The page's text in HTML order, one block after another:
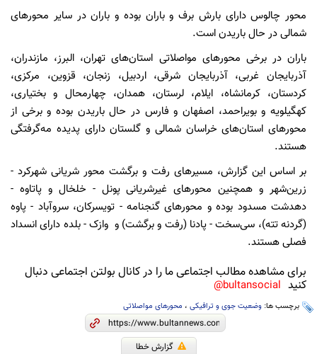
محور چالوس دارای بارش برف و باران بوده و باران در سایر محورهای
شمالی در حال باریدن است.
باران در برخی محورهای مواصلاتی استان‌های تهران، البرز، مازندران،
آذربایجان غربی، آذربایجان شرقی، اردبیل، زنجان، قزوین، مرکزی،
کردستان، کرمانشاه، ایلام، لرستان، همدان، چهارمحال و بختیاری،
کهگیلویه و بویراحمد، اصفهان و فارس در حال باریدن بوده و برخی از
محورهای استان‌های خراسان شمالی و گلستان دارای پدیده مه‌گرفتگی
هستند.
بر اساس این گزارش، مسیرهای رفت و برگشت محور شریانی شهرکرد -
زرین‌شهر و همچنین محورهای غیرشریانی پونل - خلخال و پاتاوه -
دهدشت مسدود بوده و محورهای گنجنامه - تویسرکان، سروآباد - پاوه
(گردنه تته)، سی‌سخت - پادنا (رفت و برگشت) و وازک - بلده دارای انسداد
فصلی هستند.
برای مشاهده مطالب اجتماعی ما را در کانال بولتن اجتماعی دنبال
کنید bultansocial@
برچسب ها: وضعیت جوی و ترافیکی ، محورهای مواصلاتی
گزارش خطا